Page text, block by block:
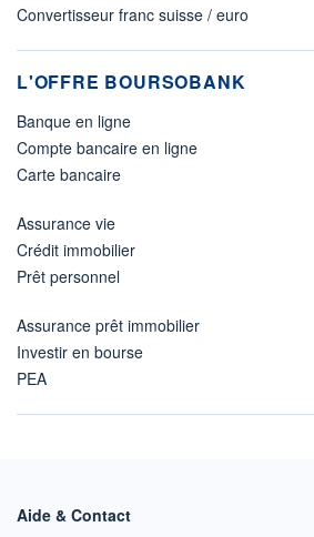
Convertisseur franc suisse / euro
L'OFFRE BOURSOBANK
Banque en ligne
Compte bancaire en ligne
Carte bancaire
Assurance vie
Crédit immobilier
Prêt personnel
Assurance prêt immobilier
Investir en bourse
PEA
Aide & Contact